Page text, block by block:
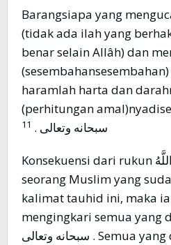
Barangsiapa yang
(tidak ada ilah yang
benar selain Allâh) dan
haramlah harta dan
(perhitungan
سبحانه وتعالى . 11
Konsekuensi dari rukun لَا إِلَهَ إِلَّا اللَّهُ, yaitu
seorang Muslim yang
kalimat tauhid ini, maka
mengingkari semua yang
سبحانه وتعالى . Semua yang diibadahi selain Allâh